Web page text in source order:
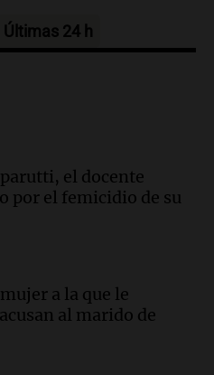
Senado sobre
en Argentina
y ciudadanos
de tierras
de Kapanga
en Rosario.
Últimas 24 h
el docente
por el femicidio de su
a la que le
al marido de